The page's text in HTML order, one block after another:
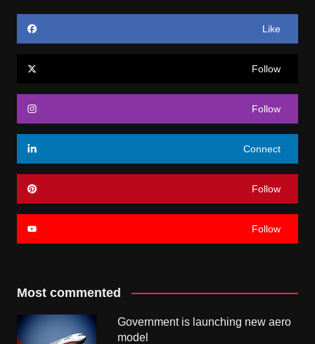
Like
Follow
Follow
Connect
Follow
Follow
Most commented
Government is launching new aero
model